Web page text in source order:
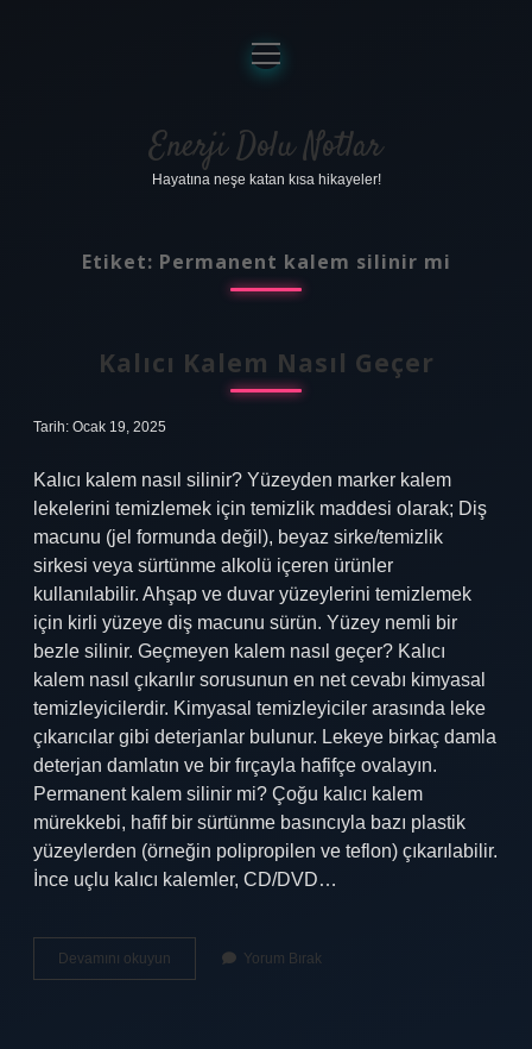
Anasayfa
Gizlilik Politikası
Yasal Uyarı
menüyü
aç
Enerji Dolu Notlar
Hayatına neşe katan kısa hikayeler!
Etiket: Permanent kalem silinir mi
Kalıcı Kalem Nasıl Geçer
Tarih: Ocak 19, 2025
Kalıcı kalem nasıl silinir? Yüzeyden marker kalem
lekelerini temizlemek için temizlik maddesi olarak; Diş
macunu (jel formunda değil), beyaz sirke/temizlik
sirkesi veya sürtünme alkolü içeren ürünler
kullanılabilir. Ahşap ve duvar yüzeylerini temizlemek
için kirli yüzeye diş macunu sürün. Yüzey nemli bir
bezle silinir. Geçmeyen kalem nasıl geçer? Kalıcı
kalem nasıl çıkarılır sorusunun en net cevabı kimyasal
temizleyicilerdir. Kimyasal temizleyiciler arasında leke
çıkarıcılar gibi deterjanlar bulunur. Lekeye birkaç damla
deterjan damlatın ve bir fırçayla hafifçe ovalayın.
Permanent kalem silinir mi? Çoğu kalıcı kalem
mürekkebi, hafif bir sürtünme basıncıyla bazı plastik
yüzeylerden (örneğin polipropilen ve teflon) çıkarılabilir.
İnce uçlu kalıcı kalemler, CD/DVD…
Devamını okuyun
Kalem
Yorum Bırak